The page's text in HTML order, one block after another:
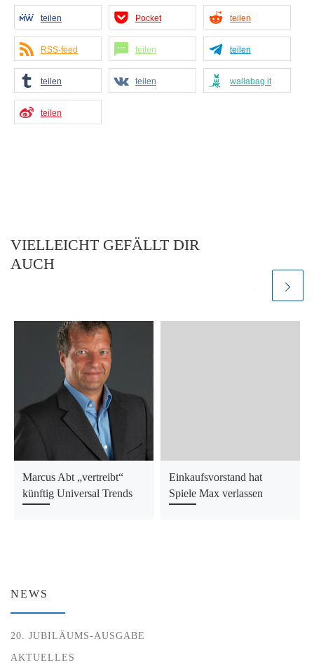
teilen Pocket teilen
RSS-feed teilen teilen
teilen teilen wallabag it
teilen
VIELLEICHT GEFÄLLT DIR
AUCH
Marcus Abt „vertreibt“
künftig Universal Trends
Einkaufsvorstand hat
Spiele Max verlassen
NEWS
20. JUBILÄUMS-AUSGABE
AKTUELLES